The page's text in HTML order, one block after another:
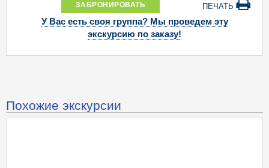
ЗАБРОНИРОВАТЬ ПЕЧАТЬ
У Вас есть своя группа? Мы проведем эту
экскурсию по заказу!
Похожие экскурсии